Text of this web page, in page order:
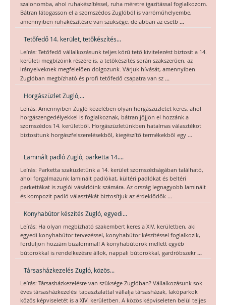
szalonomba, ahol ruhakészítéssel, ruha méretre igazítással foglalkozom.
Bátran látogasson el a szomszédos Zuglóból is varróműhelyembe,
amennyiben ruhakészítésre van szüksége, de abban az esetb ...
Tetőfedő 14. kerület, tetőkészítés...
Leírás: Tetőfedő vállalkozásunk teljes körű tető kivitelezést biztosít a 14.
kerületi megbízóink részére is, a tetőkészítés során szakszerűen, az
irányelveknek megfelelően dolgozunk. Várjuk hívását, amennyiben
Zuglóban megbízható és profi tetőfedő csapatra van sz ...
Horgászüzlet Zugló,...
Leírás: Amennyiben Zugló közelében olyan horgászüzletet keres, ahol
horgászengedélyekkel is foglalkoznak, bátran jöjjön el hozzánk a
szomszédos 14. kerületből. Horgászüzletünkben hatalmas választékot
biztosítunk horgászfelszerelésekből, kiegészítő termékekből egy ...
Laminált padló Zugló, parketta 14....
Leírás: Parketta szaküzletünk a 14. kerület szomszédságában található,
ahol forgalmazunk laminált padlókat, kültéri padlókat és beltéri
parkettákat is zuglói vásárlóink számára. Az ország legnagyobb laminált
és kompozit padló választékát biztosítjuk az érdeklődők ...
Konyhabútor készítés Zugló, egyedi...
Leírás: Ha olyan megbízható szakembert keres a XIV. kerületben, aki
egyedi konyhabútor tervezéssel, konyhabútor készítéssel foglalkozik,
forduljon hozzám bizalommal! A konyhabútorok mellett egyéb
bútorokkal is rendelkezésre állok, nappali bútorokkal, gardróbszekr...
Társasházkezelés Zugló, közös...
Leírás: Társasházkezelésre van szüksége Zuglóban? Vállalkozásunk sok
éves társasházkezelési tapasztalattal vállalja társasházak, lakóparkok
közös képviseletét is a XIV. kerületben. A közös képviseleten belül teljes